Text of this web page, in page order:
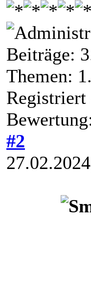
Beiträge:
Themen:
#2